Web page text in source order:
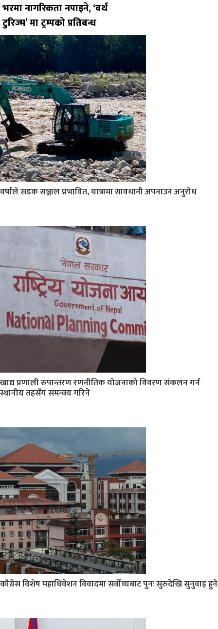
भरमा नागरिकता नपाइने, ‘बर्थ
टुरिज्म’ मा ट्रम्पको प्रतिबन्ध
वर्षाले सडक सञ्जाल प्रभावित, यात्रामा सावधानी अपनाउन अनुरोध
खाद्य प्रणाली रुपान्तरण रणनीतिक योजनाको विवरण संकलन गर्न
स्थानीय तहसँग समन्वय गरिने
काँग्रेस विशेष महाधिवेशन विवादमा सर्वोच्चबाट पुनः सुरुदेखि सुनुवाइ हुने